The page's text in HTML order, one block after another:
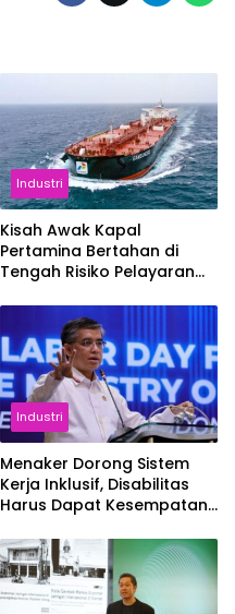
Industri
Kisah Awak Kapal
Pertamina Bertahan di
Tengah Risiko Pelayaran
Industri
Menaker Dorong Sistem
Kerja Inklusif, Disabilitas
Harus Dapat Kesempatan